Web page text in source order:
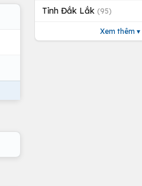
Tỉnh Đắk Lắk (95)
Xem thêm ▾